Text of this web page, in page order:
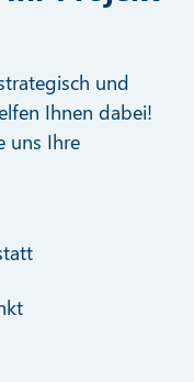
und
Ihnen dabei!
uns Ihre